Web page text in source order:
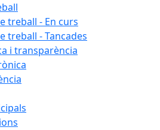
treball - En curs
treball - Tancades
i transparència